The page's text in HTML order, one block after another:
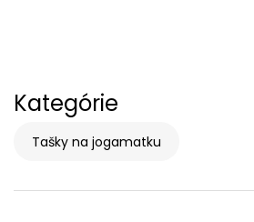
Kategórie
Tašky na jogamatku